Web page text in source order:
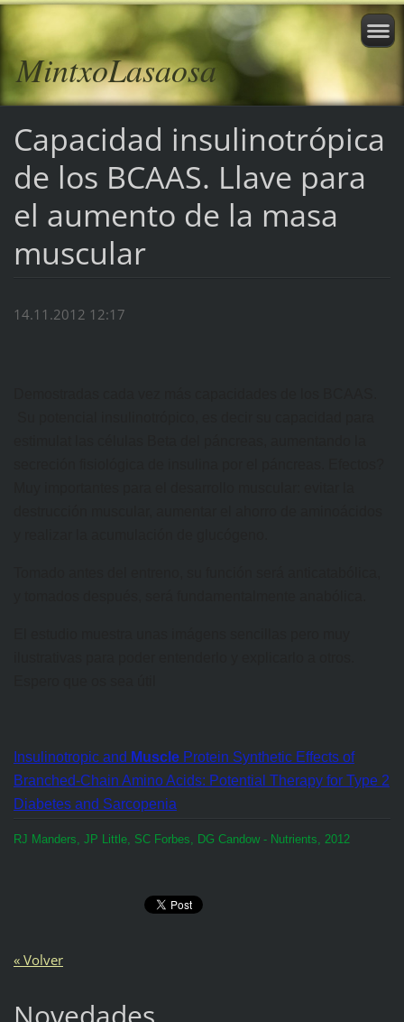
MintxoLasaosa
Capacidad insulinotrópica
de los BCAAS. Llave para
el aumento de la masa
muscular
14.11.2012 12:17
Insulinotropic and Muscle Protein Synthetic Effects of
Branched-Chain Amino Acids: Potential Therapy for Type 2
Diabetes and Sarcopenia
RJ Manders, JP Little, SC Forbes, DG Candow - Nutrients, 2012
« Volver